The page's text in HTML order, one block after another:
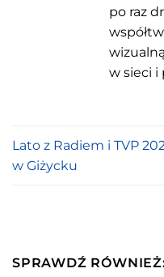
po raz
w sieci i
Lato z Radiem i TVP
w Giżycku
SPRAWDŹ